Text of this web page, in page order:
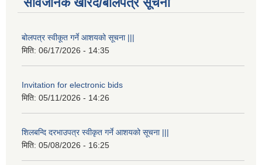
बोलपत्र स्वीकूत गर्ने आशयको सूचना |||
मिति: 06/17/2026 - 14:35
Invitation for electronic bids
मिति: 05/11/2026 - 14:26
शिलबन्दि दरभाउपत्र स्वीकृत गर्ने आशयको सूचना |||
मिति: 05/08/2026 - 16:25